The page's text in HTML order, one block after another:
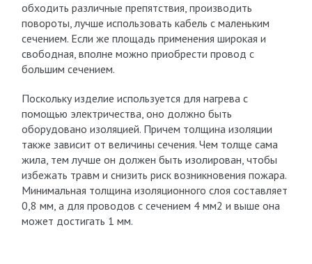
обходить различные препятствия, производить
повороты, лучше использовать кабель с маленьким
сечением. Если же площадь применения широкая и
свободная, вполне можно приобрести провод с
большим сечением.
Поскольку изделие используется для нагрева с
помощью электричества, оно должно быть
оборудовано изоляцией. Причем толщина изоляции
также зависит от величины сечения. Чем толще сама
жила, тем лучше он должен быть изолирован, чтобы
избежать травм и снизить риск возникновения пожара.
Минимальная толщина изоляционного слоя составляет
0,8 мм, а для проводов с сечением 4 мм2 и выше она
может достигать 1 мм.